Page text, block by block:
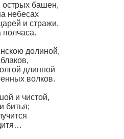
башен,
небесах
и стражи,
долиной,
длинной
волков.
и чистой,
битья;